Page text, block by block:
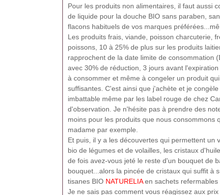
Pour les produits non alimentaires, il faut aussi
de liquide pour la douche BIO sans paraben,
flacons habituels de vos marques
Les produits frais, viande, poisson charcuterie,
poissons, 10 à 25% de plus sur les produits
rapprochent de la date limite de consommation
avec 30% de réduction, 3 jours avant
à consommer et même à congeler un produit
suffisantes. C'est ainsi que j'achète et je
imbattable même par les label rouge de chez
d'observation. Je n'hésite pas à prendre des
moins pour les produits que nous
madame par exemple.
Et puis, il y a les découvertes qui permettent
bio de légumes et de volailles, les cristaux
de fois avez-vous jeté le reste d'un bouquet de
bouquet...alors la pincée de cristaux qui suffit à
tisanes BIO NATURELIAen sachets refermables
Je ne sais pas comment vous réagissez aux